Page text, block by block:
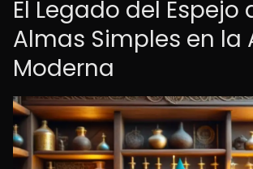
El Legado del Espejo
Almas Simples en la
Moderna